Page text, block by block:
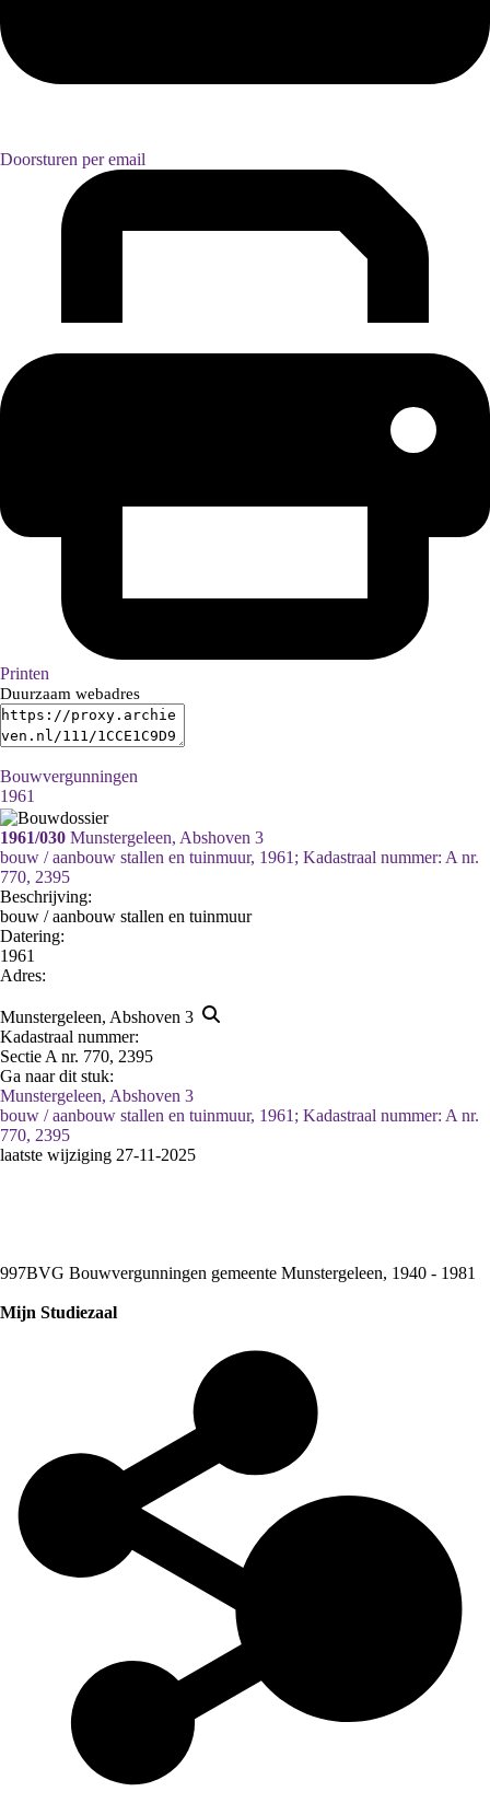
Doorsturen per email
Printen
Duurzaam webadres
Bouwvergunningen
1961
1961/030 Munstergeleen, Abshoven 3
bouw / aanbouw stallen en tuinmuur, 1961; Kadastraal nummer: A nr.
770, 2395
Beschrijving:
bouw / aanbouw stallen en tuinmuur
Datering:
1961
Adres:
Munstergeleen, Abshoven 3
Kadastraal nummer:
Sectie A nr. 770, 2395
Ga naar dit stuk:
Munstergeleen, Abshoven 3
bouw / aanbouw stallen en tuinmuur, 1961; Kadastraal nummer: A nr.
770, 2395
laatste wijziging 27-11-2025
997BVG Bouwvergunningen gemeente Munstergeleen, 1940 - 1981
Mijn Studiezaal